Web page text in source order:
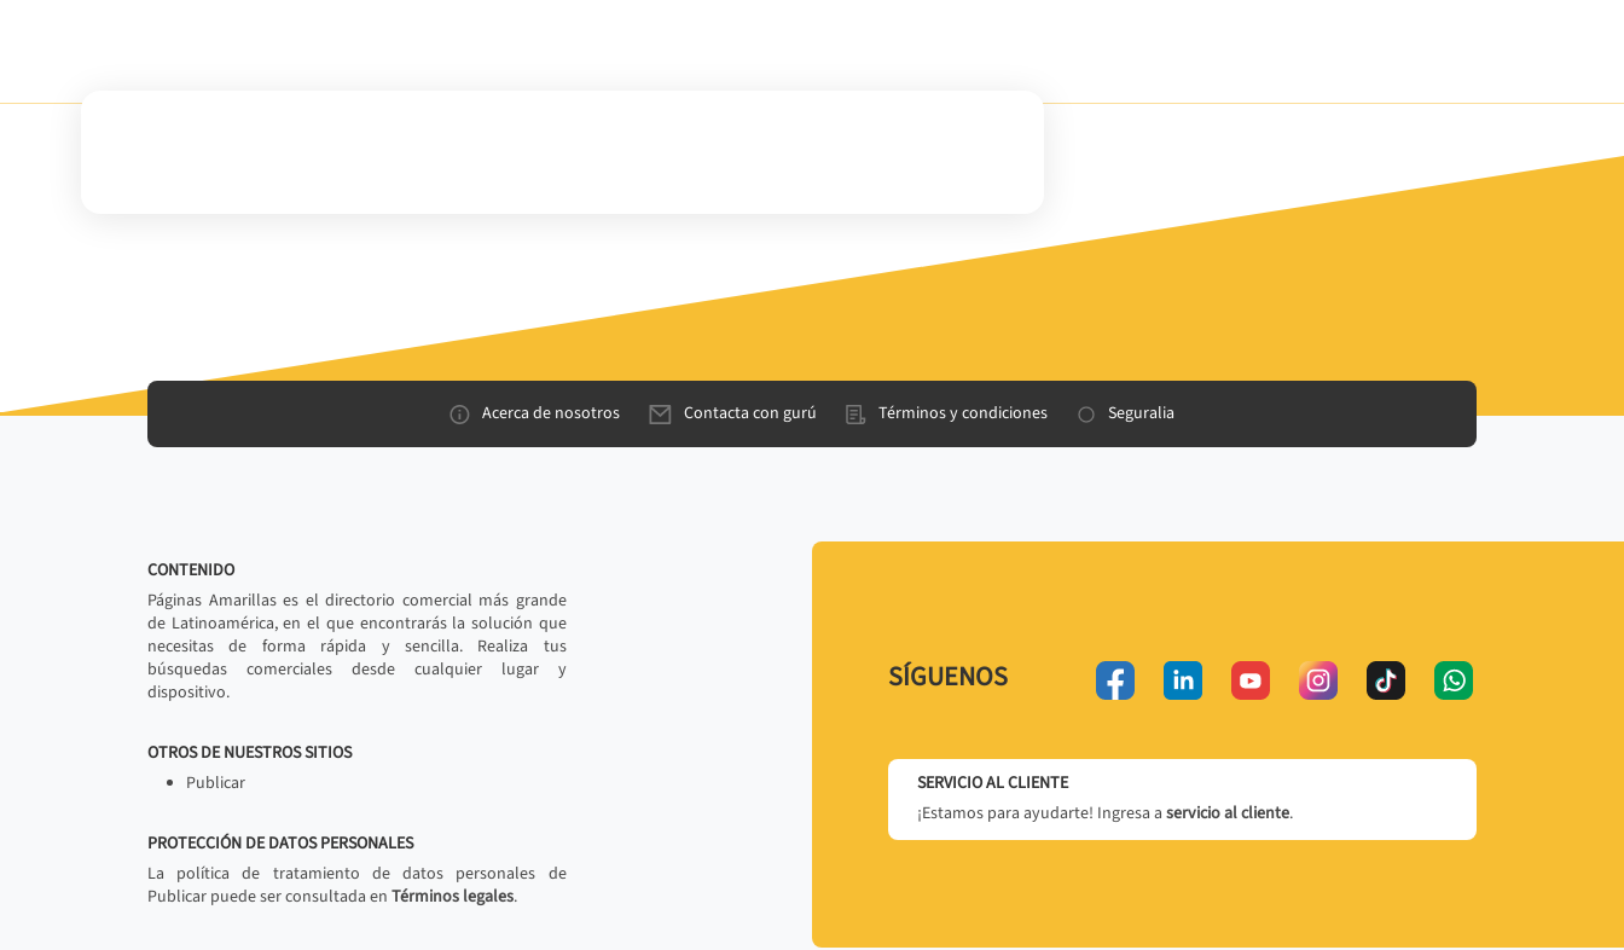
Acerca de nosotros Contacta con gurú Términos y condiciones Seguralia
CONTENIDO
Páginas Amarillas es el directorio comercial más grande
de Latinoamérica, en el que encontrarás la solución que
necesitas de forma rápida y sencilla. Realiza tus
búsquedas comerciales desde cualquier lugar y
dispositivo.
OTROS DE NUESTROS SITIOS
Publicar
PROTECCIÓN DE DATOS PERSONALES
La política de tratamiento de datos personales de
Publicar puede ser consultada en Términos legales.
SÍGUENOS
SERVICIO AL CLIENTE
¡Estamos para ayudarte! Ingresa a servicio al cliente.